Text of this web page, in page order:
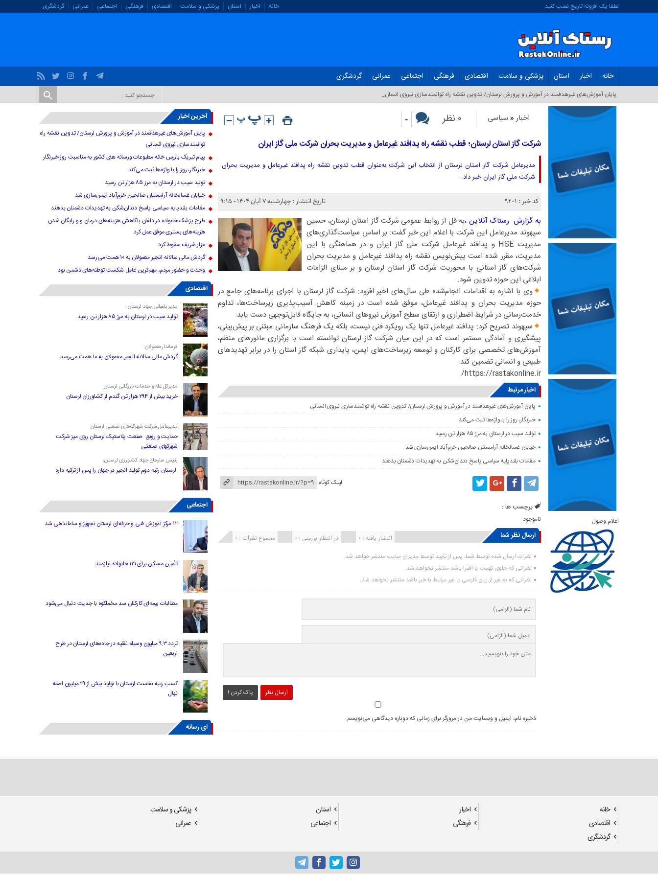
لطفا یک افزونه تاریخ نصب کنید. خانه اخبار استان پزشکی و سلامت اقتصادی فرهنگی اجتماعی عمرانی گردشگری
خانه اخبار استان پزشکی و سلامت اقتصادی فرهنگی اجتماعی عمرانی گردشگری
پایان آموزش‌های غیرهدفمند در آموزش و پرورش لرستان/ تدوین نقشه راه توانمندسازی نیروی انسانی_
اخبار« سیاسی ۰ نظر -
شرکت گاز استان لرستان؛ قطب نقشه راه پدافند غیرعامل و مدیریت بحران شرکت ملی گاز ایران
مدیرعامل شرکت گاز استان لرستان از انتخاب این شرکت به‌عنوان قطب تدوین نقشه راه پدافند غیرعامل و مدیریت بحران
شرکت ملی گاز ایران خبر داد.
کد خبر : 9201 تاریخ انتشار : چهارشنبه ۷ آبان ۱۴۰۴ - ۹:۱۵
به گزارش رستاک آنلاین ،به قل از روابط عمومی شرکت گاز استان لرستان، حسین
سپهوند مدیرعامل این شرکت با اعلام این خبر گفت: بر اساس سیاست‌گذاری‌های
مدیریت HSE و پدافند غیرعامل شرکت ملی گاز ایران و در هماهنگی با این
مدیریت، مقرر شده است پیش‌نویس نقشه راه پدافند غیرعامل و مدیریت بحران
شرکت‌های گاز استانی با محوریت شرکت گاز استان لرستان و بر مبنای الزامات
ابلاغی این حوزه تدوین شود.
وی با اشاره به اقدامات انجام‌شده طی سال‌های اخیر افزود: شرکت گاز لرستان با اجرای برنامه‌های جامع در
حوزه مدیریت بحران و پدافند غیرعامل، موفق شده است در زمینه کاهش آسیب‌پذیری زیرساخت‌ها، تداوم
خدمت‌رسانی در شرایط اضطراری و ارتقای سطح آموزش نیروهای انسانی، به جایگاه قابل‌توجهی دست یابد.
سپهوند تصریح کرد: پدافند غیرعامل تنها یک رویکرد فنی نیست، بلکه یک فرهنگ سازمانی مبتنی بر پیش‌بینی،
پیشگیری و آمادگی مستمر است که در این میان شرکت گاز لرستان توانسته است با برگزاری مانورهای منظم،
آموزش‌های تخصصی برای کارکنان و توسعه زیرساخت‌های ایمن، پایداری شبکه گاز استان را در برابر تهدیدهای
طبیعی و انسانی تضمین کند.
https://rastakonline.ir/
اخبار مرتبط
پایان آموزش‌های غیرهدفمند در آموزش و پرورش لرستان/ تدوین نقشه راه توانمندسازی نیروی انسانی
خبرنگار، روز را با واژه‌ها ثبت می‌کند
تولید سیب در لرستان به مرز ۸۵ هزار تن رسید
خیابان غسالخانه آرامستان صالحین خرم‌آباد ایمن‌سازی شد
مقامات بلندپایه سیاسی پاسخ دندان‌شکن به تهدیدات دشمنان بدهند
لینک کوتاه
برچسب ها :
ناموجود
ارسال نظر شما مجموع نظرات : 0 در انتظار بررسی : 0 انتشار یافته : ۰
نظرات ارسال شده توسط شما، پس از تایید توسط مدیران سایت منتشر خواهد شد.
نظراتی که حاوی تهمت یا افترا باشد منتشر نخواهد شد.
نظراتی که به غیر از زبان فارسی یا غیر مرتبط با خبر باشد منتشر نخواهد شد.
ارسال نظر پاک کردن !
ذخیره نام، ایمیل و وبسایت من در مرورگر برای زمانی که دوباره دیدگاهی می‌نویسم.
اعلام وصول
آخرین اخبار
پایان آموزش‌های غیرهدفمند در آموزش و پرورش لرستان/ تدوین نقشه راه
توانمندسازی نیروی انسانی
پیام تبریک بازرس خانه مطبوعات ورسانه های کشور به مناسبت روز خبرنگار
خبرنگار، روز را با واژه‌ها ثبت می‌کند
تولید سیب در لرستان به مرز ۸۵ هزار تن رسید
خیابان غسالخانه آرامستان صالحین خرم‌آباد ایمن‌سازی شد
مقامات بلندپایه سیاسی پاسخ دندان‌شکن به تهدیدات دشمنان بدهند
طرح پزشک خانواده در دلفان باکاهش هزینه‌های درمان و و رایگان شدن
هزینه‌های بستری موفق عمل کرد
مزار شریف سقوط کرد
گردش مالی سالانه انجیر معمولان به ۱۰ همت می‌رسد
وحدت و حضور مردم، مهم‌ترین عامل شکست توطئه‌های دشمن بود
اقتصادی
مدیر باغبانی جهاد لرستان :
تولید سیب در لرستان به مرز ۸۵ هزار تن رسید
فرماندارمعمولان:
گردش مالی سالانه انجیر معمولان به ۱۰ همت می‌رسد
مدیرکل غله و خدمات بازرگانی لرستان :
خرید بیش از ۲۹۴ هزار تن گندم از کشاورزان لرستان
مدیرعامل شرکت شهرک‌های صنعتی لرستان:
حمایت و رونق صنعت پلاستیک لرستان روی میز شرکت
شهرکهای صنعتی
رئیس سازمان جهاد کشاورزی لرستان:
لرستان رتبه دوم تولید انجیر در جهان را پس از ترکیه دارد
اجتماعی
۱۲ مرکز آموزش فنی و حرفه‌ای لرستان تجهیز و ساماندهی شد
تأمین مسکن برای ۱۲۱ خانواده نیازمند
مطالبات بیمه‌ای کارکنان سد مخملکوه با جدیت دنبال می‌شود
تردد ۹.۳ میلیون وسیله نقلیه در جاده‌های لرستان در طرح
اربعین
کسب رتبه نخست لرستان با تولید بیش از ۲۹ میلیون اصله
نهال
ای رسانه
خانه اخبار استان
پزشکی و سلامت
اقتصادی
فرهنگی اجتماعی
عمرانی
گردشگری